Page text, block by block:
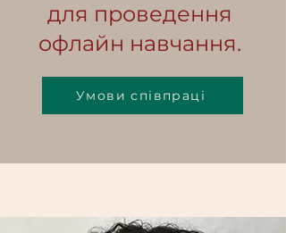
для проведення
офлайн навчання.
Умови співпраці